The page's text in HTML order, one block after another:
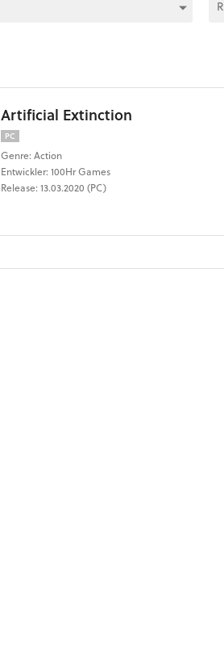
Artificial Extinction
PC
Genre: Action
Entwickler: 100Hr Games
Release: 13.03.2020 (PC)